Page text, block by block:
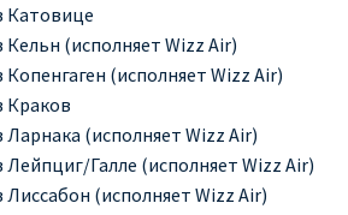
В МИЛАН
В ПАРИЖ
НА КИПР
Катовице
(исполняет Wizz Air)
(исполняет Wizz Air)
Краков
(исполняет Wizz Air)
Галле (исполняет Wizz Air)
(исполняет Wizz Air)